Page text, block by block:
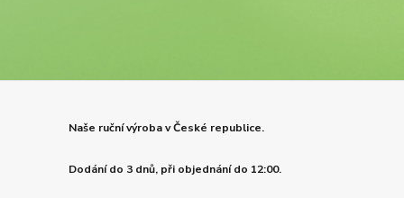
Naše ruční výroba v České republice.
Dodání do 3 dnů, při objednání do 12:00.